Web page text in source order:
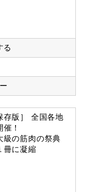
る
存版］ 全国各地
催！
級の筋肉の祭典
冊に凝縮